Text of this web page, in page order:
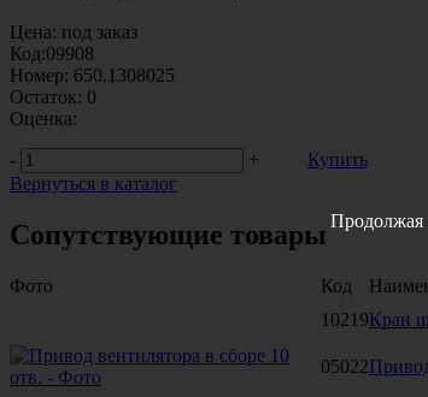
Цена: под заказ
Код:09908
Номер: 650.1308025
Остаток: 0
Оценка:
-
+
Купить
Вернуться в каталог
Сопутствующие товары
Фото Код
10219Кран
05022
Продолжая